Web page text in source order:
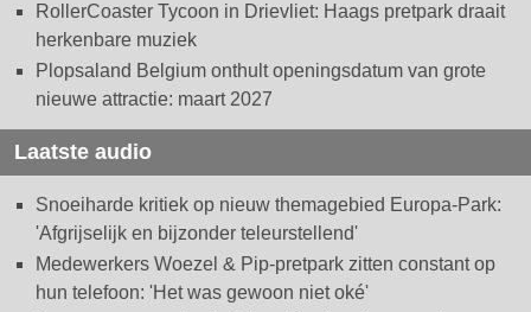
RollerCoaster Tycoon in Drievliet: Haags pretpark draait
herkenbare muziek
Plopsaland Belgium onthult openingsdatum van grote
nieuwe attractie: maart 2027
Laatste audio
Snoeiharde kritiek op nieuw themagebied Europa-Park:
'Afgrijselijk en bijzonder teleurstellend'
Medewerkers Woezel & Pip-pretpark zitten constant op
hun telefoon: 'Het was gewoon niet oké'